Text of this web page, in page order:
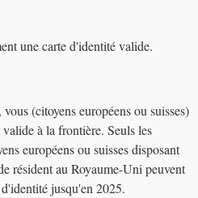
une carte d'identité valide.
(citoyens européens ou suisses)
à la frontière. Seuls les
européens ou suisses disposant
résident au Royaume-Uni peuvent
jusqu'en 2025.